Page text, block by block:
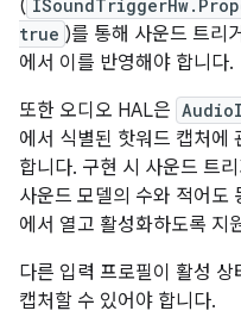
(
true )를 통해 사운드 트리
에서 이를 반영해야 합니다.
또한 오디오 HAL은
에서 식별된 핫워드 캡처에
합니다. 구현 시 사운드 트
사운드 모델의 수와 적어도
에서 열고 활성화하도록 지
다른 입력 프로필이 활성
캡처할 수 있어야 합니다.